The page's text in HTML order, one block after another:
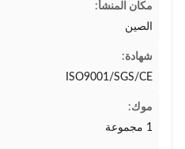
مكان المنشأ:
الصين
شهادة:
ISO9001/SGS/CE
موك:
1 مجموعة